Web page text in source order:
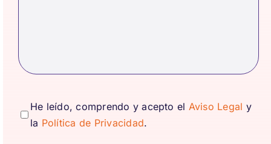
consentimiento(Obligatorio)
He leído, comprendo y acepto el Aviso Legal y
la Política de Privacidad.